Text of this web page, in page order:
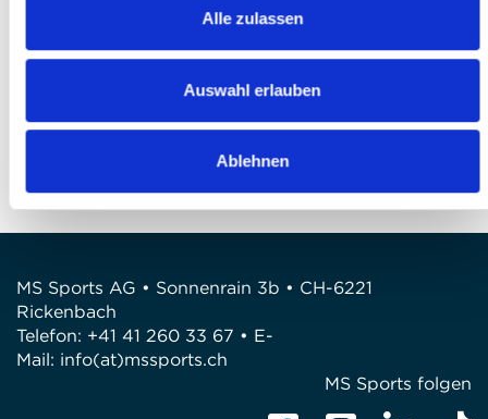
Alle zulassen
Auswahl erlauben
Ablehnen
Anmeldung abschliessen
MS Sports AG • Sonnenrain 3b • CH-6221
Rickenbach
Telefon: +41 41 260 33 67 • E-
Mail: info(at)mssports.ch
MS Sports folgen